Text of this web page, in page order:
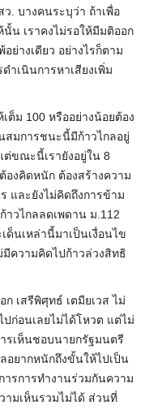
. บางคนระบุว่า ถ้าเพื่อ
น เราคงไม่รอให้มีมติออก
ย่างเดียว อย่างไรก็ตาม
ำเนินการหาเสียงเพิ่ม
ต็ม 100 หรืออย่างน้อยต้อง
สมการชนะนี้มีก้าวไกลอยู่
ขณะนี้เรายังอยู่ใน 8
องคิดหนัก ต้องสร้างความ
และยังไม่คิดถึงการข้าม
วไกลลดเพดาน ม.112
ด็นเหล่านี้มาเป็นเงื่อนไข
ความคิดไปก้าวล่วงสิทธิ
ก เสรีพิศุทธ์ เตมียเวส ไม่
ก่อนเลยไม่ได้โหวต แต่ไม่
รเห็นชอบนายกรัฐมนตรี
อยากหนักถึงขั้นให้ไปเป็น
รการทำงานร่วมกันความ
ามเห็นรวมไม่ได้ ส่วนที่